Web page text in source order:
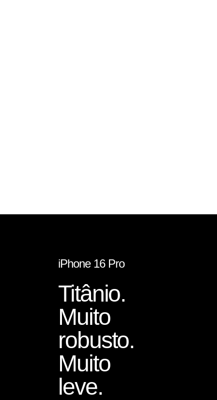
iPhone 16 Pro
Titânio.
Muito
robusto.
Muito
leve.